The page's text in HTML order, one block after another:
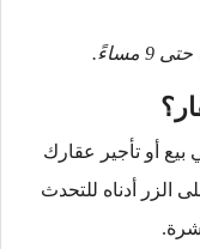
أو تأجير عقارك
أدناه للتحدث